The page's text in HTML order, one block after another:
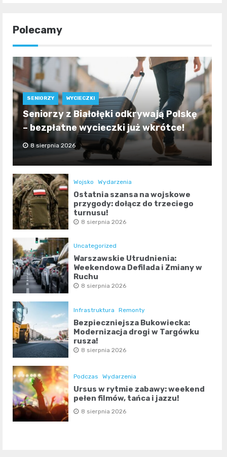
Polecamy
SENIORZY WYCIECZKI
Seniorzy z Białołęki odkrywają Polskę
– bezpłatne wycieczki już wkrótce!
8 sierpnia 2026
Wojsko Wydarzenia
Ostatnia szansa na wojskowe
przygody: dołącz do trzeciego
turnusu!
8 sierpnia 2026
Uncategorized
Warszawskie Utrudnienia:
Weekendowa Defilada i Zmiany w
Ruchu
8 sierpnia 2026
Infrastruktura Remonty
Bezpieczniejsza Bukowiecka:
Modernizacja drogi w Targówku
rusza!
8 sierpnia 2026
Podczas Wydarzenia
Ursus w rytmie zabawy: weekend
pełen filmów, tańca i jazzu!
8 sierpnia 2026